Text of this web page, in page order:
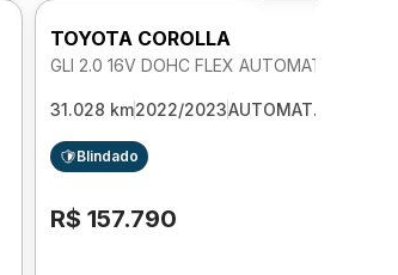
TOYOTA COROLLA
GLI 2.0 16V DOHC FLEX AUTOMATICO
31.028 km2022/2023AUTOMAT.
Blindado
R$ 157.790